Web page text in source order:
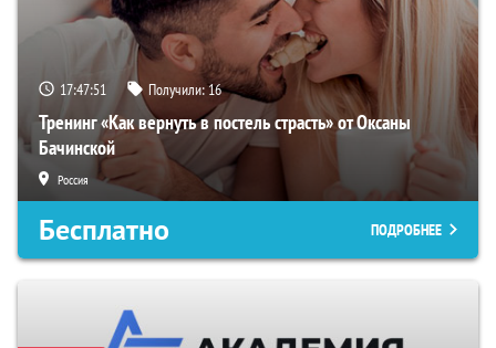
17:47:50 Получили:16
Тренинг «Как вернуть в постель страсть» от Оксаны
Бачинской
Россия
Бесплатно ПОДРОБНЕЕ